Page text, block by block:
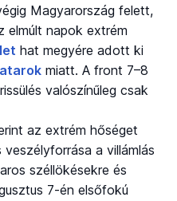
Magyarország felett,
elmúlt napok extrém
hat megyére adott ki
miatt. A front 7–8
valószínűleg csak
az extrém hőséget
a villámlás
széllökésekre és
7-én elsőfokú